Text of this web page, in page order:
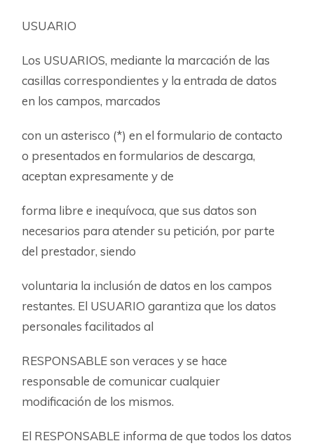
USUARIO
Los USUARIOS, mediante la marcación de las
casillas correspondientes y la entrada de datos
en los campos, marcados
con un asterisco (*) en el formulario de contacto
o presentados en formularios de descarga,
aceptan expresamente y de
forma libre e inequívoca, que sus datos son
necesarios para atender su petición, por parte
del prestador, siendo
voluntaria la inclusión de datos en los campos
restantes. El USUARIO garantiza que los datos
personales facilitados al
RESPONSABLE son veraces y se hace
responsable de comunicar cualquier
modificación de los mismos.
El RESPONSABLE informa de que todos los datos